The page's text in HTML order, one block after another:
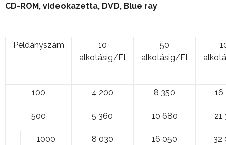
CD-ROM, videokazetta, DVD, Blue ray
Példányszám
10
alkotásig/Ft
50
alkotásig/Ft
100 4 200 8 350 16
500 5 360 10 680 21
1000 8 030 16 050 32